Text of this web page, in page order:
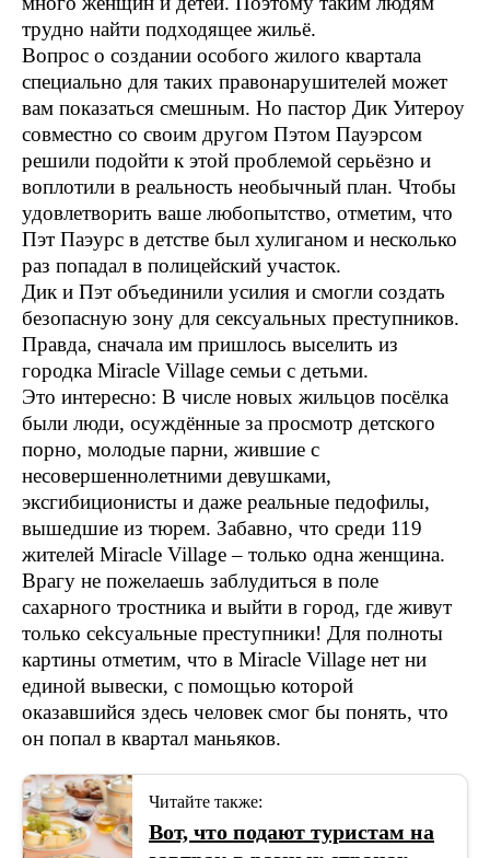
трудно найти подходящее жильё.
Вопрос о создании особого жилого квартала
специально для таких правонарушителей может
вам показаться смешным. Но пастор Дик Уитероу
совместно со своим другом Пэтом Пауэрсом
решили подойти к этой проблемой серьёзно и
воплотили в реальность необычный план. Чтобы
удовлетворить ваше любопытство, отметим, что
Пэт Паэурс в детстве был хулиганом и несколько
раз попадал в полицейский участок.
Дик и Пэт объединили усилия и смогли создать
безопасную зону для сексуальных преступников.
Правда, сначала им пришлось выселить из
городка Miracle Village семьи с детьми.
Это интересно: В числе новых жильцов посёлка
были люди, осуждённые за просмотр детского
порно, молодые парни, жившие с
несовершеннолетними девушками,
эксгибиционисты и даже реальные педофилы,
вышедшие из тюрем. Забавно, что среди 119
жителей Miracle Village – только одна женщина.
Врагу не пожелаешь заблудиться в поле
сахарного тростника и выйти в город, где живут
только сеkсуальные преступники! Для полноты
картины отметим, что в Miracle Village нет ни
единой вывески, с помощью которой
оказавшийся здесь человек смог бы понять, что
он попал в квартал маньяков.
Читайте также:
Вот, что подают туристам на